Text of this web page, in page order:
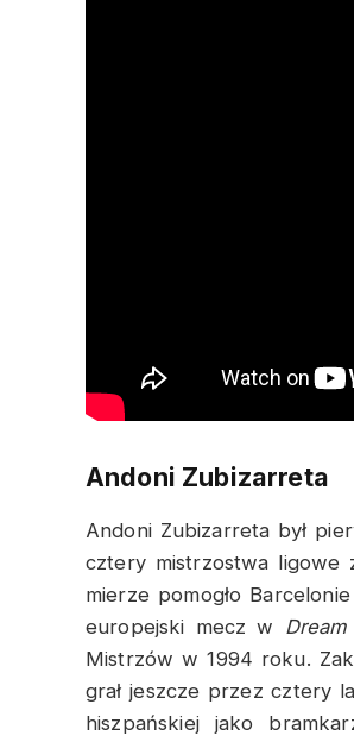
Andoni Zubizarreta
Andoni Zubizarreta był
cztery mistrzostwa ligowe
mierze pomogło
europejski mecz w
Mistrzów w 1994 roku.
grał jeszcze przez cztery
hiszpańskiej jako